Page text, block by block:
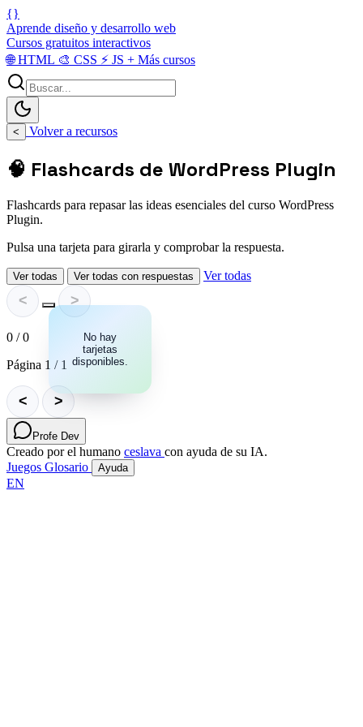
{}
Aprende diseño y desarrollo web
Cursos gratuitos interactivos
🌐HTML 🎨 CSS ⚡ JS + Más cursos
< Volver a recursos
🧠 Flashcards de WordPress Plugin
Flashcards para repasar las ideas esenciales del curso WordPress
Plugin.
Pulsa una tarjeta para girarla y comprobar la respuesta.
Ver todas Ver todas con respuestas Ver todas
<
No hay
tarjetas
disponibles.
>
0 / 0
Página 1 / 1
< >
Profe Dev
Creado por el humano ceslava con ayuda de su IA.
Juegos Glosario Ayuda
EN